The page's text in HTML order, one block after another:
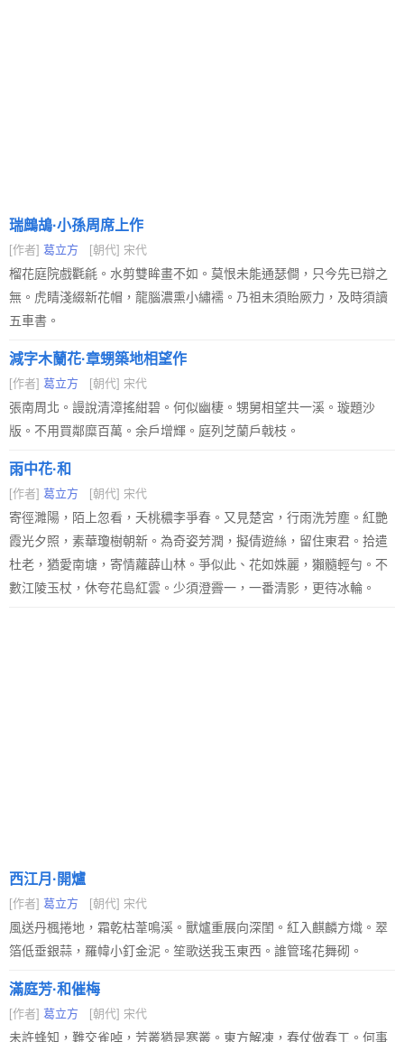
瑞鷓鴣·小孫周席上作
[作者] 葛立方 [朝代] 宋代
榴花庭院戲氍毹。水剪雙眸畫不如。莫恨未能通瑟僴，只今先已辯之
無。虎睛淺綴新花帽，龍腦濃熏小繡襦。乃祖未須貽厥力，及時須讀
五車書。
減字木蘭花·章甥築地相望作
[作者] 葛立方 [朝代] 宋代
張南周北。謾說清漳搖紺碧。何似幽棲。甥舅相望共一溪。璇題沙
版。不用買鄰糜百萬。余戶增輝。庭列芝蘭戶戟枝。
雨中花·和
[作者] 葛立方 [朝代] 宋代
寄徑濉陽，陌上忽看，夭桃穠李爭春。又見楚宮，行雨洗芳塵。紅艷
霞光夕照，素華瓊樹朝新。為奇姿芳潤，擬倩遊絲，留住東君。拾遣
杜老，猶愛南塘，寄情蘿薜山林。爭似此、花如姝麗，獺髓輕勻。不
數江陵玉杖，休夸花島紅雲。少須澄霽一，一番清影，更待冰輪。
西江月·開爐
[作者] 葛立方 [朝代] 宋代
風送丹楓捲地，霜乾枯葦鳴溪。獸爐重展向深閨。紅入麒麟方熾。翠
箔低垂銀蒜，羅幃小釘金泥。笙歌送我玉東西。誰管瑤花舞砌。
滿庭芳·和催梅
[作者] 葛立方 [朝代] 宋代
未許蜂知，難交雀啅，芳叢猶是寒叢。東方解凍，春仗做春工。何事